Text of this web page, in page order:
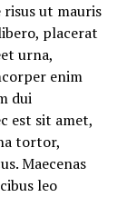
risus ut mauris
placerat
urna,
enim
dui
est sit amet,
tortor,
Maecenas
leo